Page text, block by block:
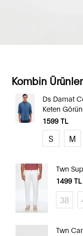
Kombin
Ds Damat
Keten
1599TL
S M
Twn
1499 TL
38
Twn